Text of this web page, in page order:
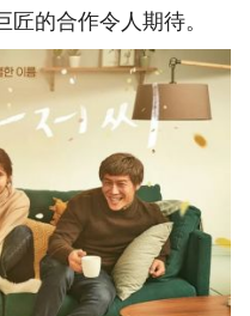
的合作令人期待。